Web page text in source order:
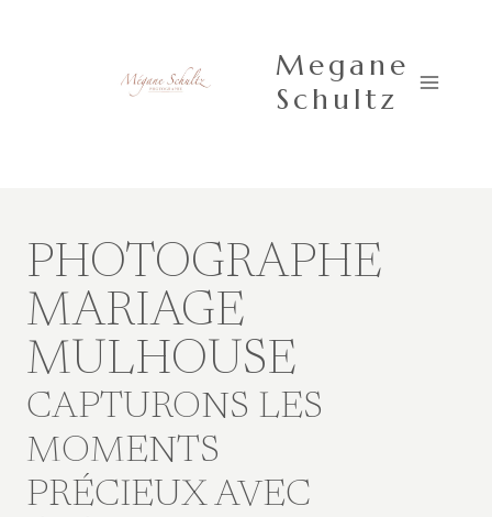
Megane
Schultz
PHOTOGRAPHE
MARIAGE
MULHOUSE
CAPTURONS LES
MOMENTS
PRÉCIEUX AVEC